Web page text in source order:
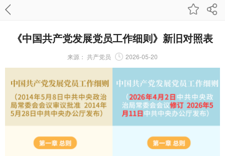
《中国共产党发展党员工作细则》新旧对照表
来源： 共产党员 2026-05-20